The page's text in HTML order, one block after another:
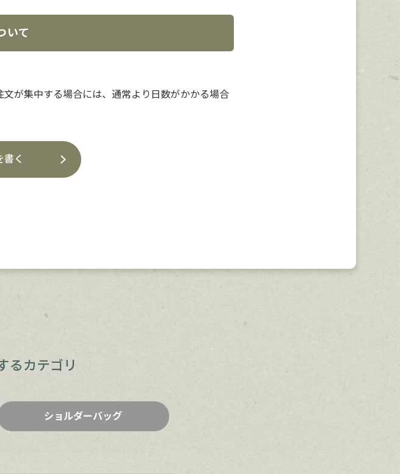
いて
が集中する場合には、通常より日数がかかる場合
書く
るカテゴリ
ショルダーバッグ